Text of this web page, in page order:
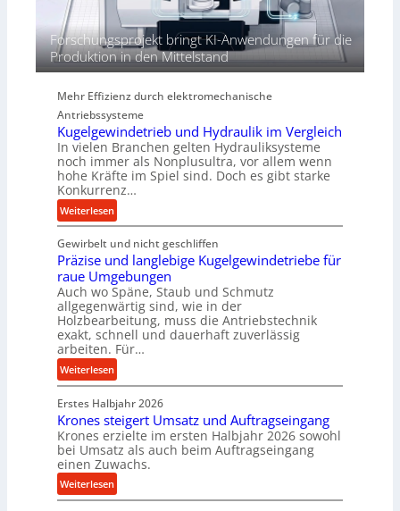
i
e
P
r
f
o
r
m
a
n
c
b
e
i
m
D
r
ü
c
k
p
r
o
z
e
s
Forschungsprojekt bringt KI-Anwendungen für die
Produktion in den Mittelstand
Mehr Effizienz durch elektromechanische
Antriebssysteme
Kugelgewindetrieb und Hydraulik im Vergleich
In vielen Branchen gelten Hydrauliksysteme
noch immer als Nonplusultra, vor allem wenn
hohe Kräfte im Spiel sind. Doch es gibt starke
Konkurrenz…
Weiterlesen:
K
u
g
e
l
g
e
w
i
n
e
t
r
i
b
Gewirbelt und nicht geschliffen
Präzise und langlebige Kugelgewindetriebe für
raue Umgebungen
Auch wo Späne, Staub und Schmutz
allgegenwärtig sind, wie in der
Holzbearbeitung, muss die Antriebstechnik
exakt, schnell und dauerhaft zuverlässig
arbeiten. Für…
Weiterlesen:
P
r
ä
z
i
s
e
u
Erstes Halbjahr 2026
Krones steigert Umsatz und Auftragseingang
Krones erzielte im ersten Halbjahr 2026 sowohl
bei Umsatz als auch beim Auftragseingang
einen Zuwachs.
Weiterlesen:
K